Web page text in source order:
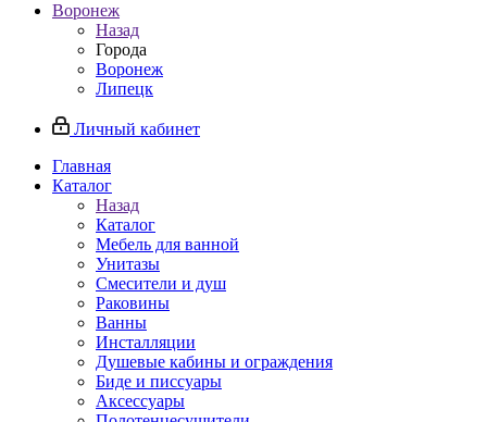
Воронеж
Назад
Города
Воронеж
Липецк
Личный кабинет
Главная
Каталог
Назад
Каталог
Мебель для ванной
Унитазы
Смесители и душ
Раковины
Ванны
Инсталляции
Душевые кабины и ограждения
Биде и писсуары
Аксессуары